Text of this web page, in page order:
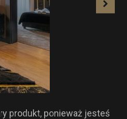
produkt, ponieważ jesteś